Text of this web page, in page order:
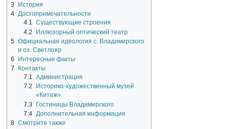
3
История
4 Достопримечательности
4.1 Существующие строения
4.2
Иллюзорный оптический театр
5 Официальная идеология с. Владимирского
и оз. Светлояр
6
Интересные факты
7
Контакты
7.1 Администрация
7.2
Историко-художественный музей
«Китеж»
7.3
Гостиницы Владимирского
7.4 Дополнительная информация
8 Смотрите также